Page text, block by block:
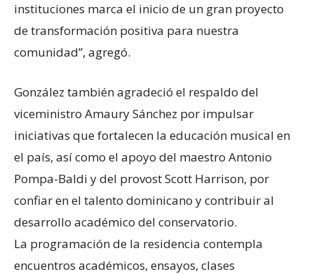
instituciones marca el inicio de un gran proyecto
de transformación positiva para nuestra
comunidad”, agregó.
González también agradeció el respaldo del
viceministro Amaury Sánchez por impulsar
iniciativas que fortalecen la educación musical en
el país, así como el apoyo del maestro Antonio
Pompa-Baldi y del provost Scott Harrison, por
confiar en el talento dominicano y contribuir al
desarrollo académico del conservatorio.
La programación de la residencia contempla
encuentros académicos, ensayos, clases